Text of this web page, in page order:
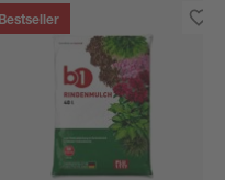
Bestseller